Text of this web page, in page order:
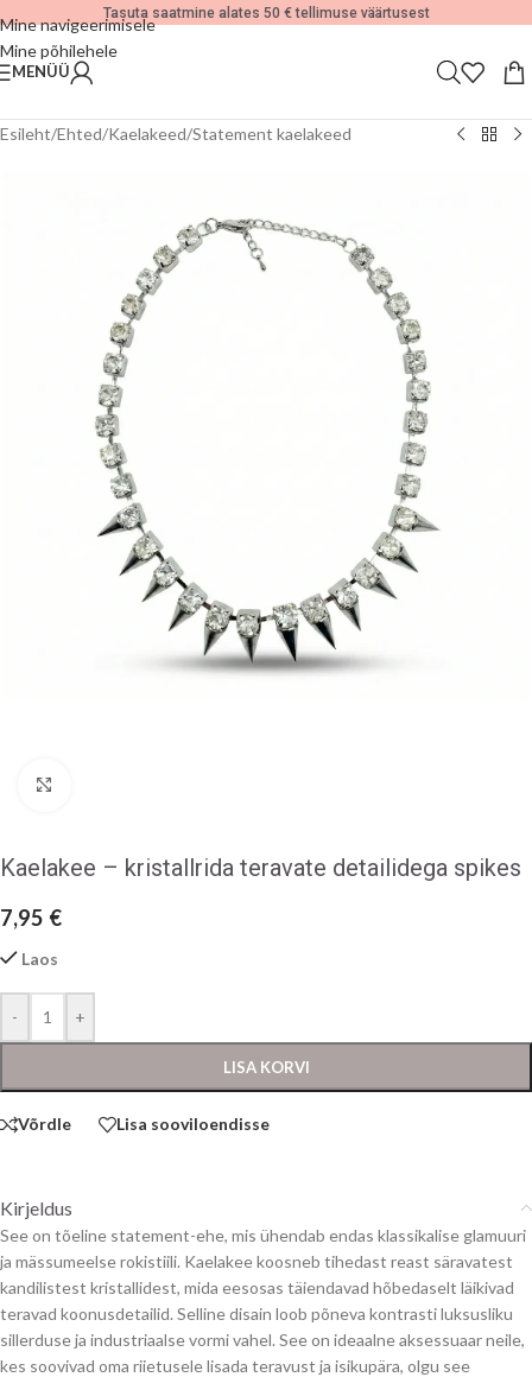
Mine navigeerimisele
Mine põhilehele
Tasuta saatmine alates 50 € tellimuse väärtusest
MENÜÜ
Esileht/Ehted/Kaelakeed/Statement kaelakeed
Kaelakee – kristallrida teravate detailidega spikes
7,95 €
Laos
- +
LISA KORVI
Võrdle Lisa sooviloendisse
Kirjeldus
See on tõeline statement-ehe, mis ühendab endas klassikalise glamuuri
ja mässumeelse rokistiili. Kaelakee koosneb tihedast reast säravatest
kandilistest kristallidest, mida eesosas täiendavad hõbedaselt läikivad
teravad koonusdetailid. Selline disain loob põneva kontrasti luksusliku
sillerduse ja industriaalse vormi vahel. See on ideaalne aksessuaar neile,
kes soovivad oma riietusele lisada teravust ja isikupära, olgu see